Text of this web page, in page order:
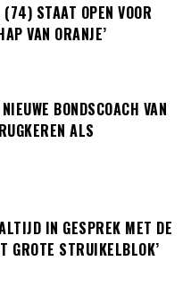
(74) STAAT OPEN VOOR
VAN ORANJE’
BONDSCOACH VAN
ALS
IN GESPREK MET DE
GROTE STRUIKELBLOK’